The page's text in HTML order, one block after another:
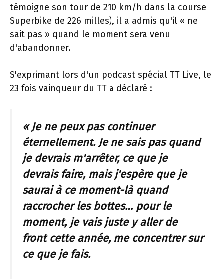
témoigne son tour de 210 km/h dans la course
Superbike de 226 milles), il a admis qu'il « ne
sait pas » quand le moment sera venu
d'abandonner.
S'exprimant lors d'un podcast spécial TT Live, le
23 fois vainqueur du TT a déclaré :
« Je ne peux pas continuer
éternellement. Je ne sais pas quand
je devrais m'arrêter, ce que je
devrais faire, mais j'espère que je
saurai à ce moment-là quand
raccrocher les bottes… pour le
moment, je vais juste y aller de
front cette année, me concentrer sur
ce que je fais.